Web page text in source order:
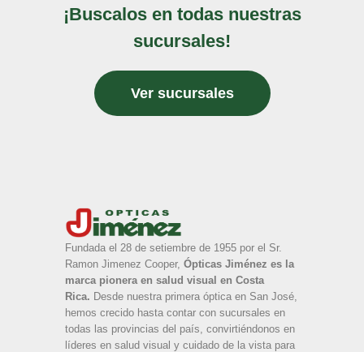
¡Buscalos en todas nuestras
sucursales!
Ver sucursales
Fundada el 28 de setiembre de 1955 por el Sr.
Ramon Jimenez Cooper, Ópticas Jiménez es la
marca pionera en salud visual en Costa
Rica. Desde nuestra primera óptica en San José,
hemos crecido hasta contar con sucursales en
todas las provincias del país, convirtiéndonos en
líderes en salud visual y cuidado de la vista para